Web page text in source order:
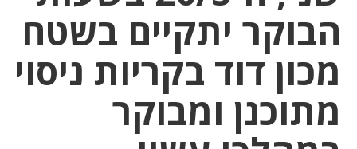
הבוקר יתקיים בשטח
מכון דוד בקריות ניסוי
מתוכנן ומבוקר